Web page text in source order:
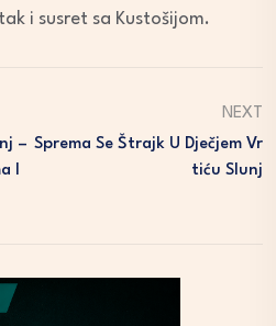
i susret sa Kustošijom.
–
I
NEXT
Sprema Se Štrajk U Dječjem Vr
Tiću Slunj